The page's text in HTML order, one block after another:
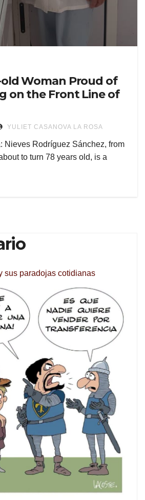
old Woman Proud of
on the Front Line of
YULIET CASANOVA LA ROSA
Nieves Rodríguez Sánchez, from
to turn 78 years old, is a
sus paradojas cotidianas